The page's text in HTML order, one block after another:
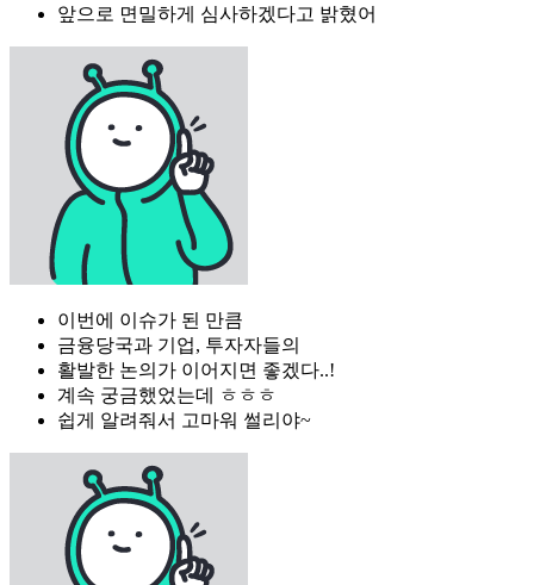
앞으로 면밀하게 심사하겠다고 밝혔어
이번에 이슈가 된 만큼
금융당국과 기업, 투자자들의
활발한 논의가 이어지면 좋겠다..!
계속 궁금했었는데 ㅎㅎㅎ
쉽게 알려줘서 고마워 썰리야~